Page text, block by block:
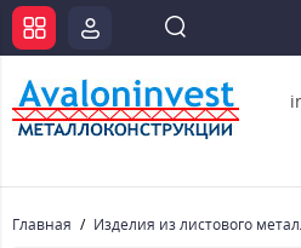
Главная Изделия из листового